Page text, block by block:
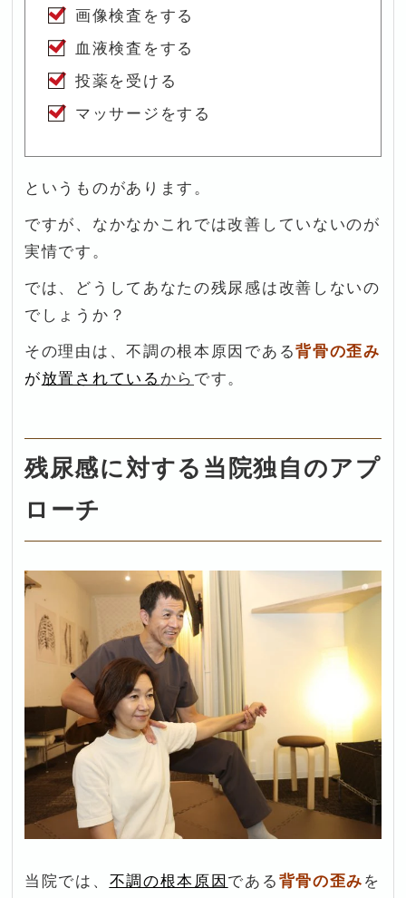
画像検査をする
血液検査をする
投薬を受ける
マッサージをする
というものがあります。
ですが、なかなかこれでは改善していないのが
実情です。
では、どうしてあなたの残尿感は改善しないの
でしょうか？
その理由は、不調の根本原因である背骨の歪み
が放置されている から です。
残尿感に対する当院独自のアプ
ローチ
当院では、 不調の根本原因 である 背骨の歪み を